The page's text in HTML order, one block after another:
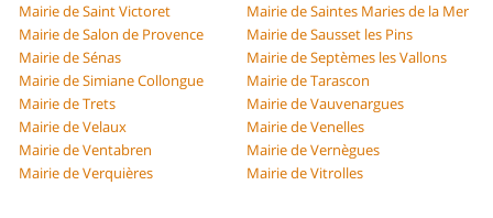
Mairie de Saint Victoret
Mairie de Saintes Maries de la Mer
Mairie de Salon de Provence
Mairie de Sausset les Pins
Mairie de Sénas
Mairie de Septèmes les Vallons
Mairie de Simiane Collongue
Mairie de Tarascon
Mairie de Trets
Mairie de Vauvenargues
Mairie de Velaux
Mairie de Venelles
Mairie de Ventabren
Mairie de Vernègues
Mairie de Verquières
Mairie de Vitrolles